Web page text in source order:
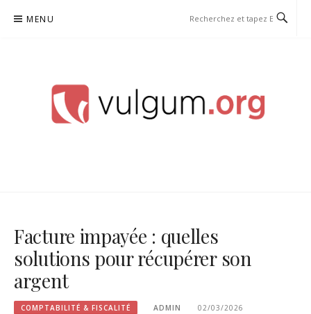
MENU
Facture impayée : quelles
solutions pour récupérer son
argent
COMPTABILITÉ & FISCALITÉ ADMIN 02/03/2026